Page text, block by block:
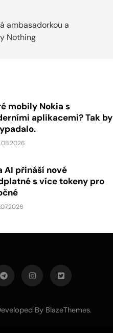
ambasadorkou a
Nothing
mobily Nokia s
aplikacemi? Tak by
AI přináší nové
s více tokeny pro
By BlazeThemes.